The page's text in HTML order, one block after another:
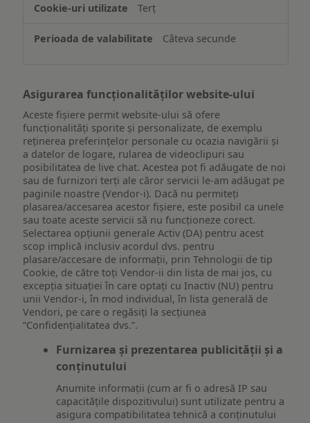
pe
dispozitiv
Terț
Câteva secunde
Asigurarea funcționalităților website-ului
Aceste fișiere permit website-ului să ofere
funcționalități sporite și personalizate, de exemplu
reţinerea preferinţelor personale cu ocazia navigării și
a datelor de logare, rularea de videoclipuri sau
posibilitatea de live chat. Acestea pot fi adăugate de noi
sau de furnizori terți ale căror servicii le-am adăugat pe
paginile noastre (Vendor-i). Dacă nu permiteți
plasarea/accesarea acestor fișiere, este posibil ca unele
sau toate aceste servicii să nu funcționeze corect.
Selectarea opțiunii generale Activ (DA) pentru acest
scop implică inclusiv acordul dvs. pentru
plasare/accesare de informații, prin Tehnologii de tip
Cookie, de către toți Vendor-ii din lista de mai jos, cu
excepția situației în care optați cu Inactiv (NU) pentru
unii Vendor-i, în mod individual, în lista generală de
Vendori, pe care o regăsiți la secțiunea
“Confidențialitatea dvs.”.
Furnizarea și prezentarea publicității și a
conținutului
Anumite informații (cum ar fi o adresă IP sau
capacitățile dispozitivului) sunt utilizate pentru a
asigura compatibilitatea tehnică a conținutului